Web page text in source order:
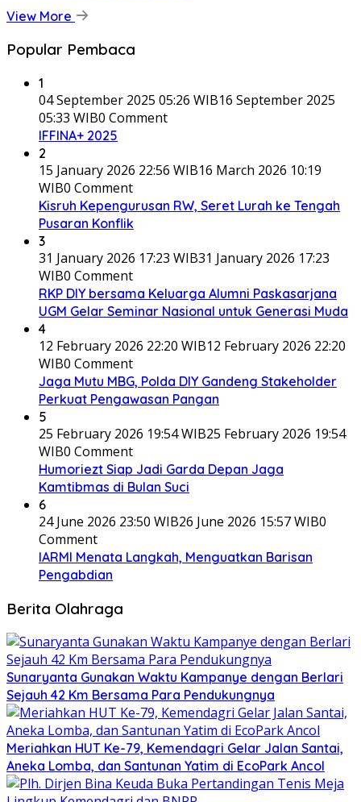
View More
Popular Pembaca
1
04 September 2025 05:26 WIB16 September 2025
05:33 WIB0 Comment
IFFINA+ 2025
2
15 January 2026 22:56 WIB16 March 2026 10:19
WIB0 Comment
Kisruh Kepengurusan RW, Seret Lurah ke Tengah
Pusaran Konflik
3
31 January 2026 17:23 WIB31 January 2026 17:23
WIB0 Comment
RKP DIY bersama Keluarga Alumni Paskasarjana
UGM Gelar Seminar Nasional untuk Generasi Muda
4
12 February 2026 22:20 WIB12 February 2026 22:20
WIB0 Comment
Jaga Mutu MBG, Polda DIY Gandeng Stakeholder
Perkuat Pengawasan Pangan
5
25 February 2026 19:54 WIB25 February 2026 19:54
WIB0 Comment
Humoriezt Siap Jadi Garda Depan Jaga
Kamtibmas di Bulan Suci
6
24 June 2026 23:50 WIB26 June 2026 15:57 WIB0
Comment
IARMI Menata Langkah, Menguatkan Barisan
Pengabdian
Berita Olahraga
Sunaryanta Gunakan Waktu Kampanye dengan Berlari
Sejauh 42 Km Bersama Para Pendukungnya
Meriahkan HUT Ke-79, Kemendagri Gelar Jalan Santai,
Aneka Lomba, dan Santunan Yatim di EcoPark Ancol